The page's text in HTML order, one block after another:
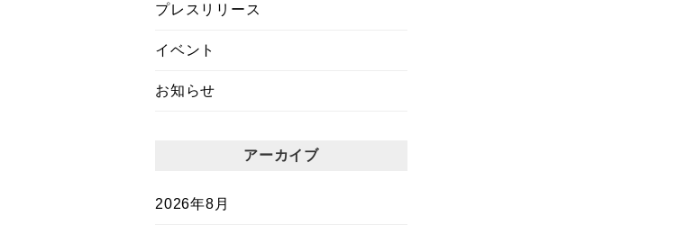
プレスリリース
イベント
お知らせ
アーカイブ
2026年8月